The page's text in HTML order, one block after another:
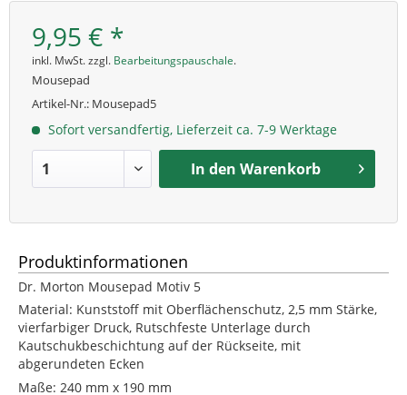
9,95 € *
inkl. MwSt. zzgl. Bearbeitungspauschale.
Mousepad
Artikel-Nr.: Mousepad5
Sofort versandfertig, Lieferzeit ca. 7-9 Werktage
In den Warenkorb
Produktinformationen
Dr. Morton Mousepad Motiv 5
Material: Kunststoff mit Oberflächenschutz, 2,5 mm Stärke,
vierfarbiger Druck, Rutschfeste Unterlage durch
Kautschukbeschichtung auf der Rückseite, mit
abgerundeten Ecken
Maße: 240 mm x 190 mm